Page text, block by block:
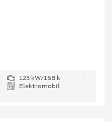
123 kW/168 k
Elektromobil